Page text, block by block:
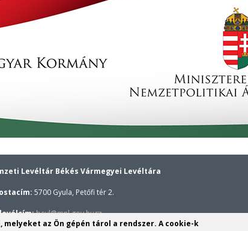
Levéltár Békés Vármegyei Levéltára
5700 Gyula, Petőfi tér 2.
bevl@mnl.gov.hu(link
sends
az Ön gépén tárol a rendszer. A cookie-k